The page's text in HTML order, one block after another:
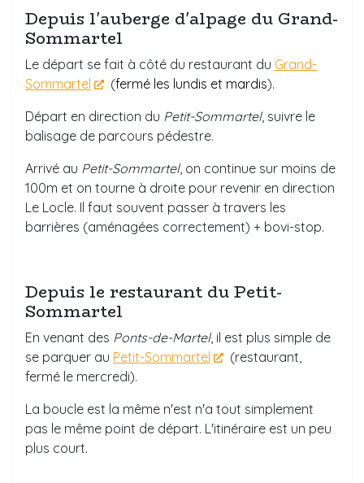
Depuis l'auberge d'alpage du Grand-
Sommartel
Le départ se fait à côté du restaurant du Grand-
Sommartel
(fermé les lundis et mardis).
Départ en direction du Petit-Sommartel, suivre le
balisage de parcours pédestre.
Arrivé au Petit-Sommartel, on continue sur moins de
100m et on tourne à droite pour revenir en direction
Le Locle. Il faut souvent passer à travers les
barrières (aménagées correctement) + bovi-stop.
Depuis le restaurant du Petit-
Sommartel
En venant des Ponts-de-Martel, il est plus simple de
se parquer au Petit-Sommartel
(restaurant,
fermé le mercredi).
La boucle est la même n'est n'a tout simplement
pas le même point de départ. L'itinéraire est un peu
plus court.